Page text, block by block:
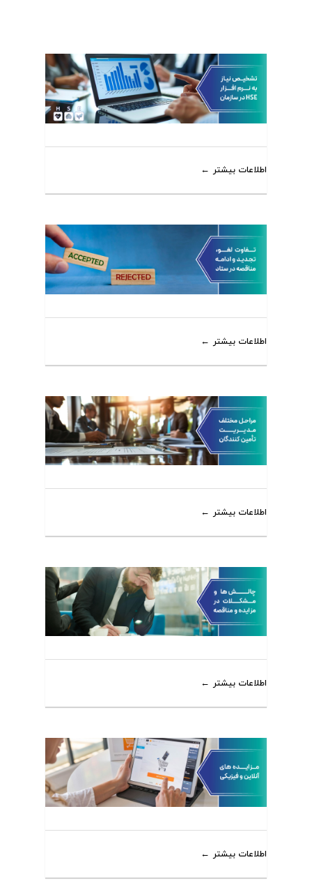
اطلاعات بیشتر
اطلاعات بیشتر
اطلاعات بیشتر
اطلاعات بیشتر
اطلاعات بیشتر